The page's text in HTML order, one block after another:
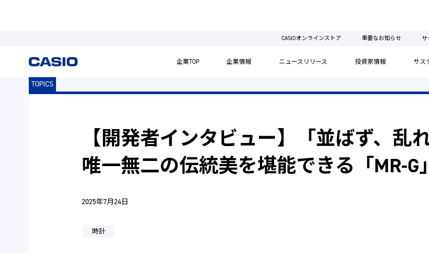
CASIOオンラインストア 重要なお知らせ サ
企業TOP 企業情報 ニュースリリース 投資家情報 サス
TOPICS
【開発者インタビュー】「並ばず、
唯一無二の伝統美を堪能できる「MR-
2025年7月24日
時計